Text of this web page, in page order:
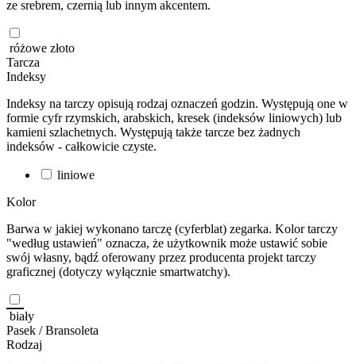
ze srebrem, czernią lub innym akcentem.
różowe złoto
Tarcza
Indeksy
Indeksy na tarczy opisują rodzaj oznaczeń godzin. Występują one w
formie cyfr rzymskich, arabskich, kresek (indeksów liniowych) lub
kamieni szlachetnych. Występują także tarcze bez żadnych
indeksów - całkowicie czyste.
liniowe
Kolor
Barwa w jakiej wykonano tarczę (cyferblat) zegarka. Kolor tarczy
"według ustawień" oznacza, że użytkownik może ustawić sobie
swój własny, bądź oferowany przez producenta projekt tarczy
graficznej (dotyczy wyłącznie smartwatchy).
biały
Pasek / Bransoleta
Rodzaj